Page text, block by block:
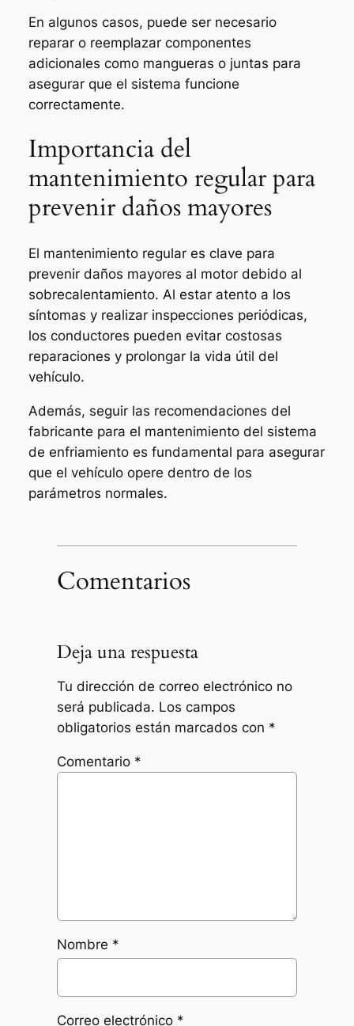
En algunos casos, puede ser necesario
reparar o reemplazar componentes
adicionales como mangueras o juntas para
asegurar que el sistema funcione
correctamente.
Importancia del
mantenimiento regular para
prevenir daños mayores
El mantenimiento regular es clave para
prevenir daños mayores al motor debido al
sobrecalentamiento. Al estar atento a los
síntomas y realizar inspecciones periódicas,
los conductores pueden evitar costosas
reparaciones y prolongar la vida útil del
vehículo.
Además, seguir las recomendaciones del
fabricante para el mantenimiento del sistema
de enfriamiento es fundamental para asegurar
que el vehículo opere dentro de los
parámetros normales.
Comentarios
Deja una respuesta
Tu dirección de correo electrónico no
será publicada. Los campos
obligatorios están marcados con *
Comentario *
Nombre *
Correo electrónico *